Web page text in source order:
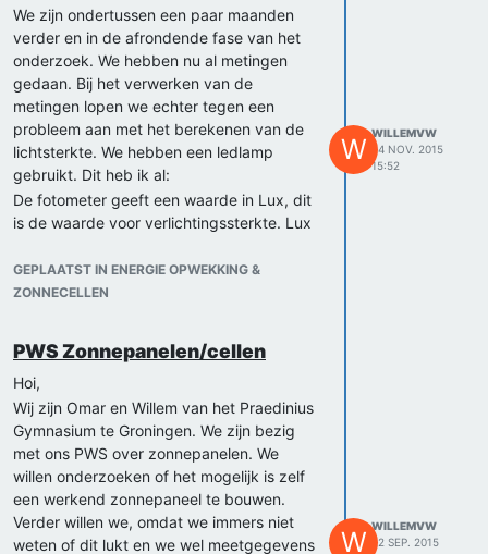
doen?
Groeten,
Willem
We zijn ondertussen een paar maanden
verder en in de afrondende fase van het
onderzoek. We hebben nu al metingen
gedaan. Bij het verwerken van de
metingen lopen we echter tegen een
probleem aan met het berekenen van de
lichtsterkte. We hebben een ledlamp
gebruikt. Dit heb ik al:
De fotometer geeft een waarde in Lux, dit
is de waarde voor verlichtingssterkte. Lux
Lumen is de eenheid van lichtstroom, dit is
anders te schrijven als candela keer
P=I*A moet worden opgenomen.
Steradiaal is de eenheid van ruimtehoek,
dit is een waarde die aangeeft welk deel
van het licht op een bepaald oppervlak
valt, dit is dan ook te berekenen via
sr=A/r2. ? (iets met invalshoek, omdat het
geen gloeilamp is.)
We lopen dus vast bij het deel van de
ruimtehoek berekenen. Weten jullie hier
GEPLAATST IN ENERGIE OPWEKKING &
ZONNECELLEN
W WILLEMVW
24 NOV. 2015
15:52
PWS Zonnepanelen/cellen
Hoi,
Wij zijn Omar en Willem van het Praedinius
Gymnasium te Groningen. We zijn bezig
met ons PWS over zonnepanelen. We
willen onderzoeken of het mogelijk is zelf
een werkend zonnepaneel te bouwen.
Verder willen we, omdat we immers niet
weten of dit lukt en we wel meetgegevens
W WILLEMVW
22 SEP. 2015